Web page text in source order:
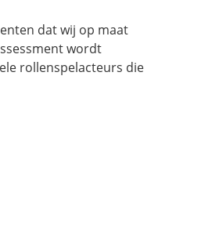
dat wij op maat
wordt
rollenspelacteurs die